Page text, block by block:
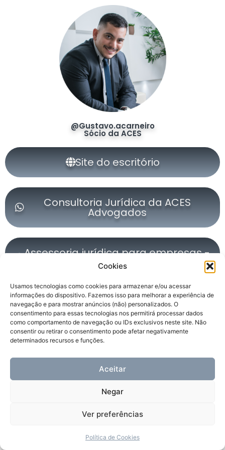
Cookies
Usamos tecnologias como cookies para armazenar e/ou acessar
informações do dispositivo. Fazemos isso para melhorar a experiência de
navegação e para mostrar anúncios (não) personalizados. O
consentimento para essas tecnologias nos permitirá processar dados
como comportamento de navegação ou IDs exclusivos neste site. Não
consentir ou retirar o consentimento pode afetar negativamente
determinados recursos e funções.
Aceitar
Negar
Ver preferências
Política de Cookies
@Gustavo.acarneiro
Sócio da ACES
Site do escritório
Consultoria Jurídica da ACES
Advogados
Assessoria jurídica para empresas -
PROTEJUR